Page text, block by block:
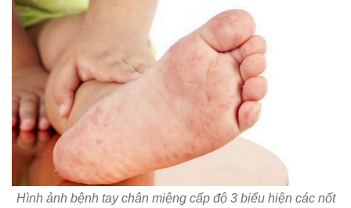
Hình ảnh bệnh tay chân miệng cấp độ 3 biểu hiện các nốt